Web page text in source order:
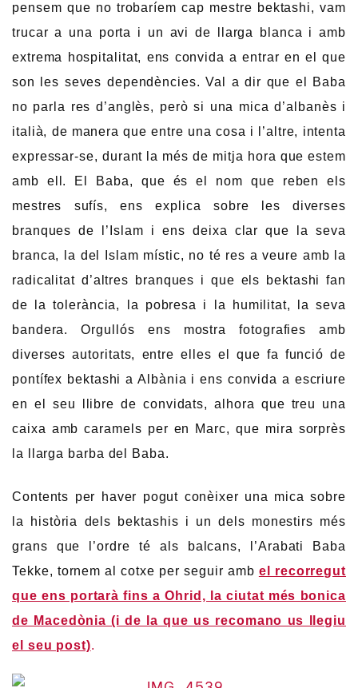
pensem que no trobaríem cap mestre bektashi, vam
trucar a una porta i un avi de llarga blanca i amb
extrema hospitalitat, ens convida a entrar en el que
son les seves dependències. Val a dir que el Baba
no parla res d’anglès, però si una mica d’albanès i
italià, de manera que entre una cosa i l’altre, intenta
expressar-se, durant la més de mitja hora que estem
amb ell. El Baba, que és el nom que reben els
mestres sufís, ens explica sobre les diverses
branques de l’Islam i ens deixa clar que la seva
branca, la del Islam místic, no té res a veure amb la
radicalitat d’altres branques i que els bektashi fan
de la tolerància, la pobresa i la humilitat, la seva
bandera. Orgullós ens mostra fotografies amb
diverses autoritats, entre elles el que fa funció de
pontífex bektashi a Albània i ens convida a escriure
en el seu llibre de convidats, alhora que treu una
caixa amb caramels per en Marc, que mira sorprès
la llarga barba del Baba.
Contents per haver pogut conèixer una mica sobre
la història dels bektashis i un dels monestirs més
grans que l’ordre té als balcans, l’Arabati Baba
Tekke, tornem al cotxe per seguir amb el recorregut
que ens portarà fins a Ohrid, la ciutat més bonica
de Macedònia (i de la que us recomano us llegiu
el seu post).